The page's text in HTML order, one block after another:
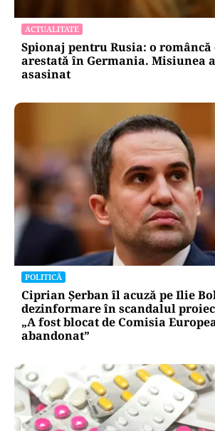
ACTUALITATE
Spionaj pentru Rusia: o româncă
arestată în Germania. Misiunea
asasinat
POLITICĂ
Ciprian Șerban îl acuză pe Ilie
dezinformare în scandalul
„A fost blocat de Comisia
abandonat”